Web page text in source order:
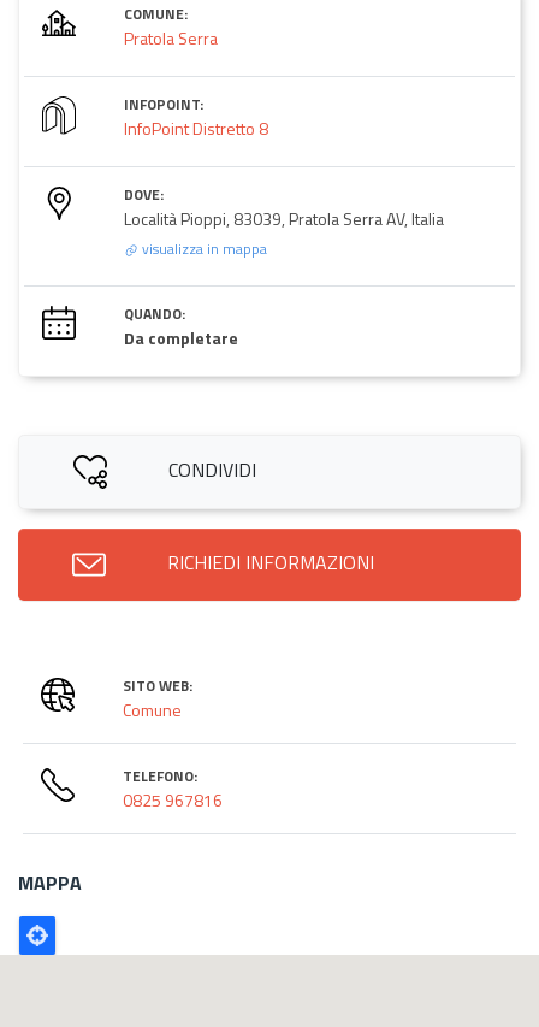
COMUNE:
Pratola Serra
INFOPOINT:
InfoPoint Distretto 8
DOVE:
Località Pioppi, 83039, Pratola Serra AV, Italia
visualizza in mappa
QUANDO:
Da completare
CONDIVIDI
RICHIEDI INFORMAZIONI
SITO WEB:
Comune
TELEFONO:
0825 967816
MAPPA
Poligono
GEO